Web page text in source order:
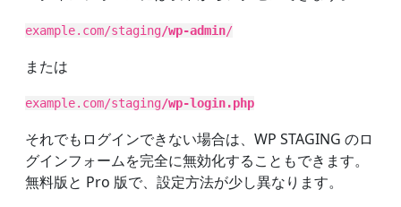
example.com/staging/wp-admin/
または
example.com/staging/wp-login.php
それでもログインできない場合は、WP STAGING のロ
グインフォームを完全に無効化することもできます。
無料版と Pro 版で、設定方法が少し異なります。